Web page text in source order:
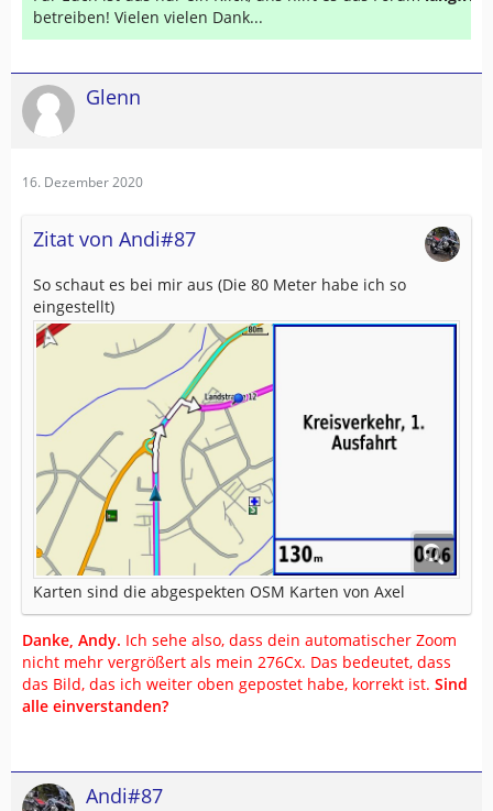
betreiben! Vielen vielen Dank...
Glenn
16. Dezember 2020
Zitat von Andi#87
So schaut es bei mir aus (Die 80 Meter habe ich so
eingestellt)
Karten sind die abgespekten OSM Karten von Axel
Danke, Andy. Ich sehe also, dass dein automatischer Zoom
nicht mehr vergrößert als mein 276Cx. Das bedeutet, dass
das Bild, das ich weiter oben gepostet habe, korrekt ist. Sind
alle einverstanden?
Andi#87